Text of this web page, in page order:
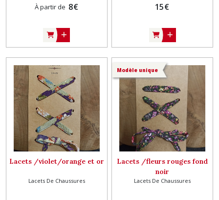
À partir de 8€ 15€
Lacets /violet/orange et or
Lacets De Chaussures
Modèle unique
Lacets /fleurs rouges fond
noir
Lacets De Chaussures